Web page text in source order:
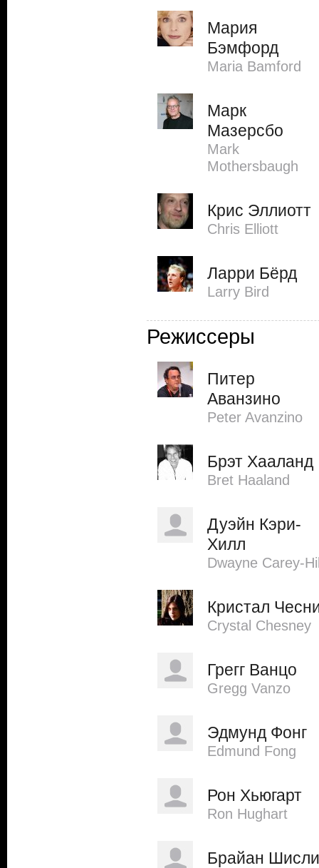
Мария
Бэмфорд
Maria Bamford
Марк
Мазерсбо
Mark
Mothersbaugh
Крис Эллиотт
Chris Elliott
Ларри Бёрд
Larry Bird
Режиссеры
Питер
Аванзино
Peter Avanzino
Брэт Хааланд
Bret Haaland
Дуэйн Кэри-
Хилл
Dwayne Carey-
Кристал
Crystal Chesney
Грегг Ванцо
Gregg Vanzo
Эдмунд Фонг
Edmund Fong
Рон Хьюгарт
Ron Hughart
Брайан Шисли